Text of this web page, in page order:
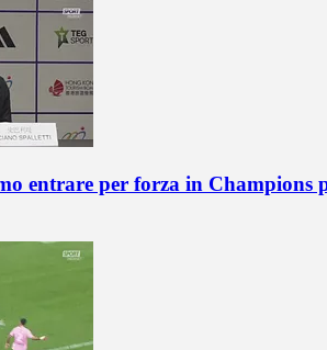
entrare per forza in Champions